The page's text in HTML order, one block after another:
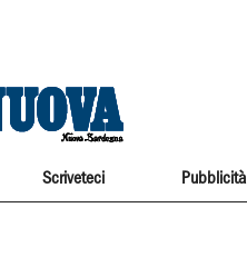
Scriveteci Pubblicità